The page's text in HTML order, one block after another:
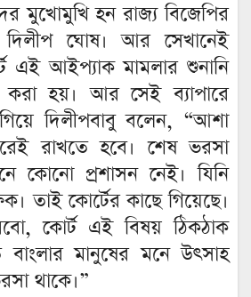
মুখোমুখি হন রাজ্য বিজেপির
দিলীপ ঘোষ। আর সেখানেই
এই আইপ্যাক মামলার শুনানি
করা হয়। আর সেই ব্যাপারে
গিয়ে দিলীপবাবু বলেন, “আশা
রাখতে হবে। শেষ ভরসা
কোনো প্রশাসন নেই। যিনি
তাই কোর্টের কাছে গিয়েছে।
কোর্ট এই বিষয় ঠিকঠাক
বাংলার মানুষের মনে উৎসাহ
থাকে।”